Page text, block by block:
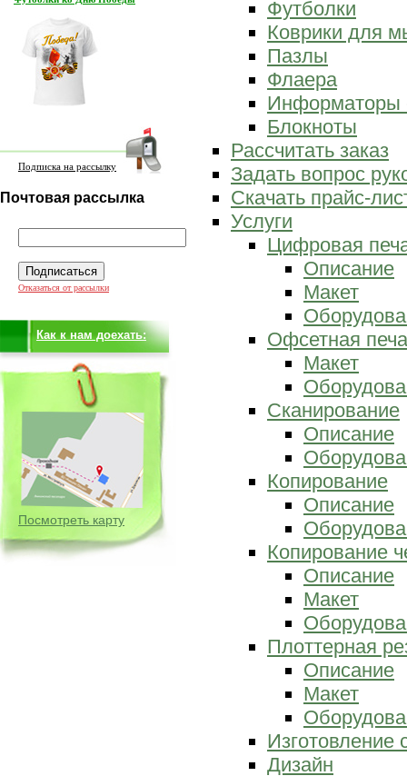
Подписка на рассылку
Почтовая рассылка
Отказаться от рассылки
Как к нам доехать:
Посмотреть карту
Футболки
Коврики для
Пазлы
Флаера
Информаторы
Блокноты
Рассчитать заказ
Задать вопрос
Скачать прайс-
Услуги
Цифровая
Описание
Макет
Офсетная
Макет
Сканирование
Описание
Копирование
Описание
Копирование
Описание
Макет
Плоттерная
Описание
Макет
Изготовление
Дизайн